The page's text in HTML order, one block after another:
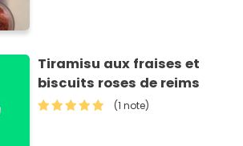
Tiramisu aux fraises et
biscuits roses de reims
(1 note)